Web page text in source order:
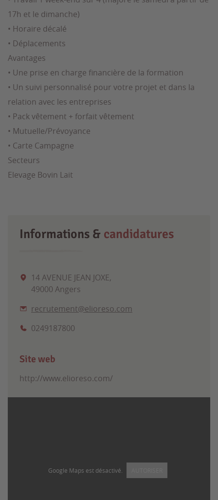
17h et le dimanche)
• Horaire décalé
• Déplacements
Avantages
• Une prise en charge financière de la formation
• Un suivi personnalisé pour votre projet et dans la
relation avec les entreprises
• Pack vêtement + forfait vêtement
• Mutuelle/Prévoyance
• Carte Campagne
Secteurs
Elevage Bovin Lait
Informations & candidatures
14 AVENUE JEAN JOXE,
49000 Angers
recrutement@elioreso.com
0249187800
Site web
http://www.elioreso.com/
Google Maps est désactivé.